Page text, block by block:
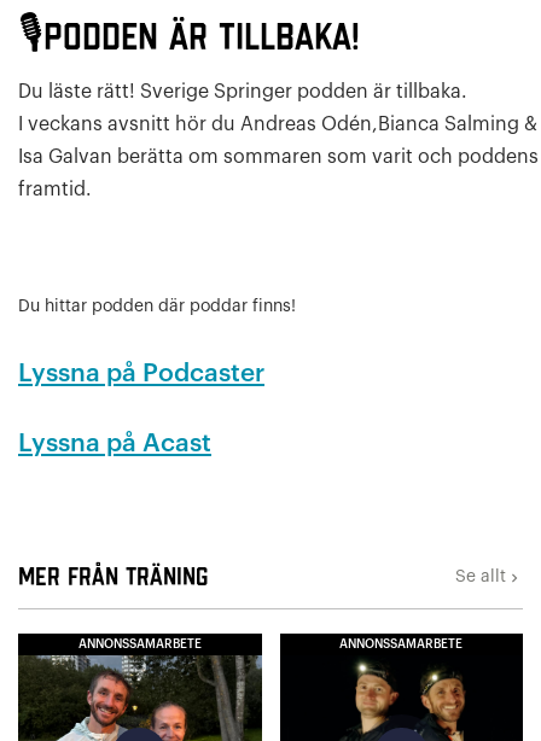
🎙Podden är tillbaka!
Du läste rätt! Sverige Springer podden är tillbaka.
I veckans avsnitt hör du Andreas Odén,Bianca Salming &
Isa Galvan berätta om sommaren som varit och poddens
framtid.
Du hittar podden där poddar finns!
Lyssna på Podcaster
Lyssna på Acast
Mer från Träning Se allt keyboard_arrow_right
ANNONSSAMARBETE ANNONSSAMARBETE